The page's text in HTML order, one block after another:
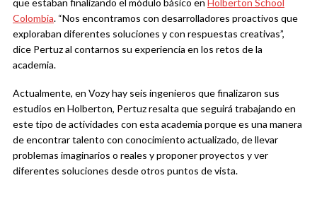
Colombia. “Nos encontramos con desarrolladores proactivos que
exploraban diferentes soluciones y con respuestas creativas”,
dice Pertuz al contarnos su experiencia en los retos de la
academia.
Actualmente, en Vozy hay seis ingenieros que finalizaron sus
estudios en Holberton, Pertuz resalta que seguirá trabajando en
este tipo de actividades con esta academia porque es una manera
de encontrar talento con conocimiento actualizado, de llevar
problemas imaginarios o reales y proponer proyectos y ver
diferentes soluciones desde otros puntos de vista.